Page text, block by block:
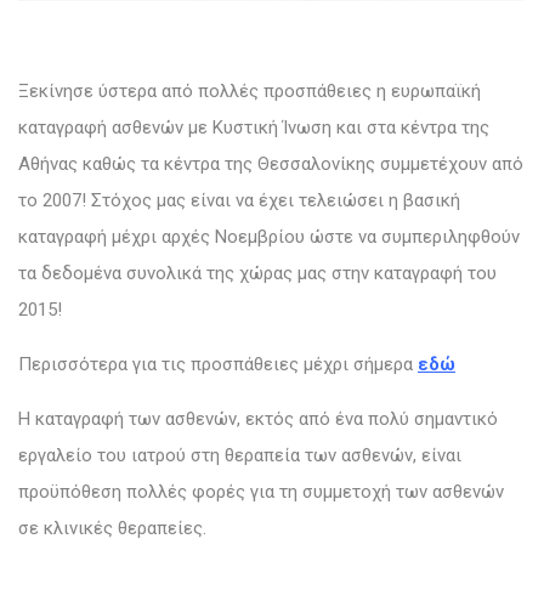
Ξεκίνησε ύστερα από πολλές προσπάθειες η ευρωπαϊκή
καταγραφή ασθενών με Κυστική Ίνωση και στα κέντρα της
Αθήνας καθώς τα κέντρα της Θεσσαλονίκης συμμετέχουν από
το 2007! Στόχος μας είναι να έχει τελειώσει η βασική
καταγραφή μέχρι αρχές Νοεμβρίου ώστε να συμπεριληφθούν
τα δεδομένα συνολικά της χώρας μας στην καταγραφή του
2015!
Περισσότερα για τις προσπάθειες μέχρι σήμερα εδώ
Η καταγραφή των ασθενών, εκτός από ένα πολύ σημαντικό
εργαλείο του ιατρού στη θεραπεία των ασθενών, είναι
προϋπόθεση πολλές φορές για τη συμμετοχή των ασθενών
σε κλινικές θεραπείες.